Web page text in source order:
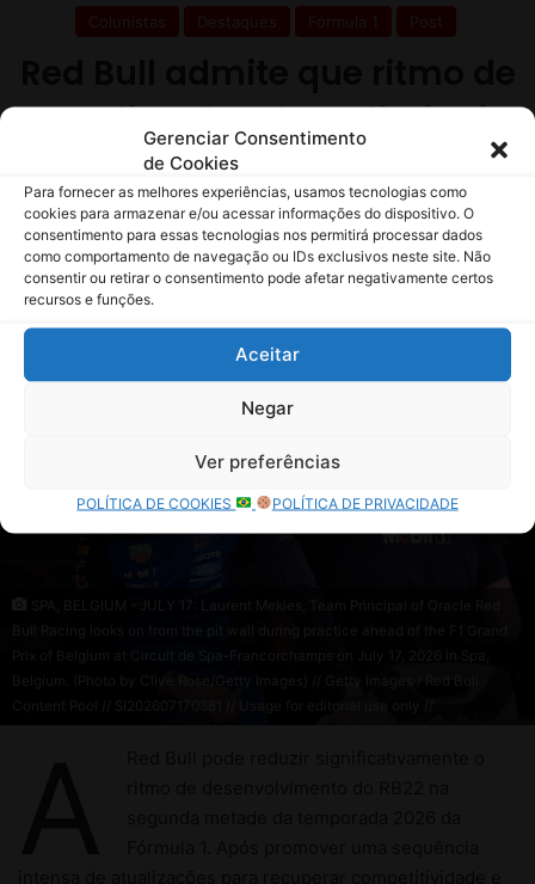
Gerenciar Consentimento
de Cookies
Para fornecer as melhores experiências, usamos tecnologias como
cookies para armazenar e/ou acessar informações do dispositivo. O
consentimento para essas tecnologias nos permitirá processar dados
como comportamento de navegação ou IDs exclusivos neste site. Não
consentir ou retirar o consentimento pode afetar negativamente certos
recursos e funções.
Aceitar
Negar
Ver preferências
POLÍTICA DE COOKIES POLÍTICA DE PRIVACIDADE